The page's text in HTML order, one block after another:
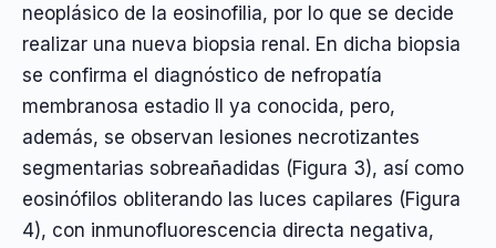
neoplásico de la eosinofilia, por lo que se decide
realizar una nueva biopsia renal. En dicha biopsia
se confirma el diagnóstico de nefropatía
membranosa estadio II ya conocida, pero,
además, se observan lesiones necrotizantes
segmentarias sobreañadidas (Figura 3), así como
eosinófilos obliterando las luces capilares (Figura
4), con inmunofluorescencia directa negativa,